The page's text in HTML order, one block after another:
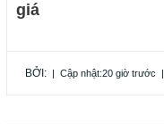
giá
BỞI: | Cập nhật:20 giờ trước |